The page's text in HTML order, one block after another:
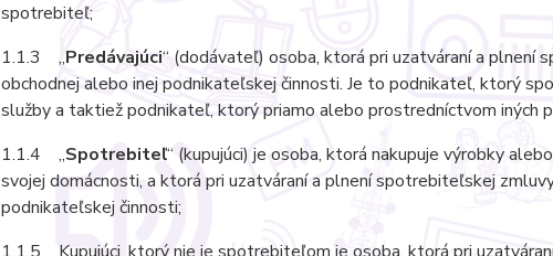
spotrebiteľ;
1.1.3 „Predávajúci“ (dodávateľ) osoba, ktorá pri uzatváraní a
obchodnej alebo inej podnikateľskej činnosti. Je to podnikateľ, ktorý
služby a taktiež podnikateľ, ktorý priamo alebo prostredníctvom iných
1.1.4 „Spotrebiteľ“ (kupujúci) je osoba, ktorá nakupuje výrobky
svojej domácnosti, a ktorá pri uzatváraní a plnení spotrebiteľskej
podnikateľskej činnosti;